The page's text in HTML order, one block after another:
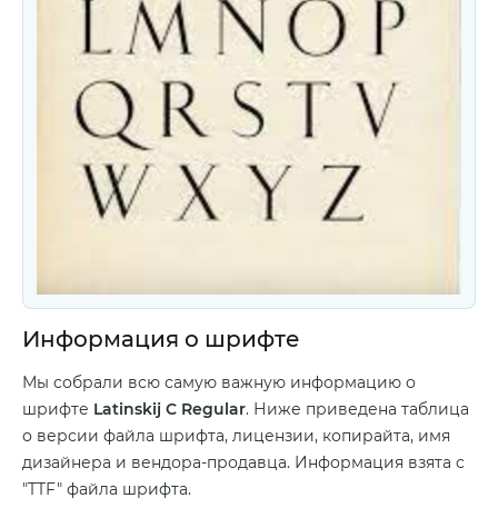
Информация о шрифте
Мы собрали всю самую важную информацию о
шрифте Latinskij C Regular. Ниже приведена таблица
о версии файла шрифта, лицензии, копирайта, имя
дизайнера и вендора-продавца. Информация взята с
"TTF" файла шрифта.